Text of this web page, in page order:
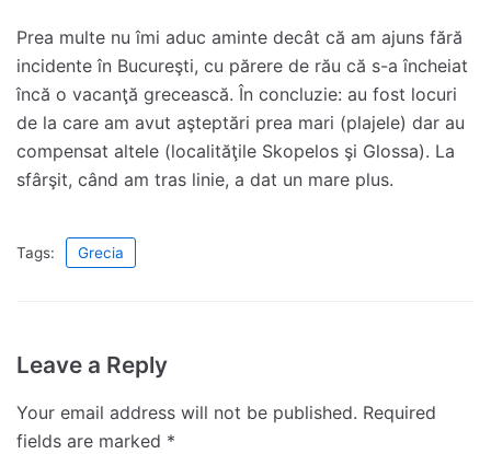
Prea multe nu îmi aduc aminte decât că am ajuns fără
incidente în Bucureşti, cu părere de rău că s-a încheiat
încă o vacanţă grecească. În concluzie: au fost locuri
de la care am avut aşteptări prea mari (plajele) dar au
compensat altele (localităţile Skopelos şi Glossa). La
sfârşit, când am tras linie, a dat un mare plus.
Tags: Grecia
Leave a Reply
Your email address will not be published. Required
fields are marked *